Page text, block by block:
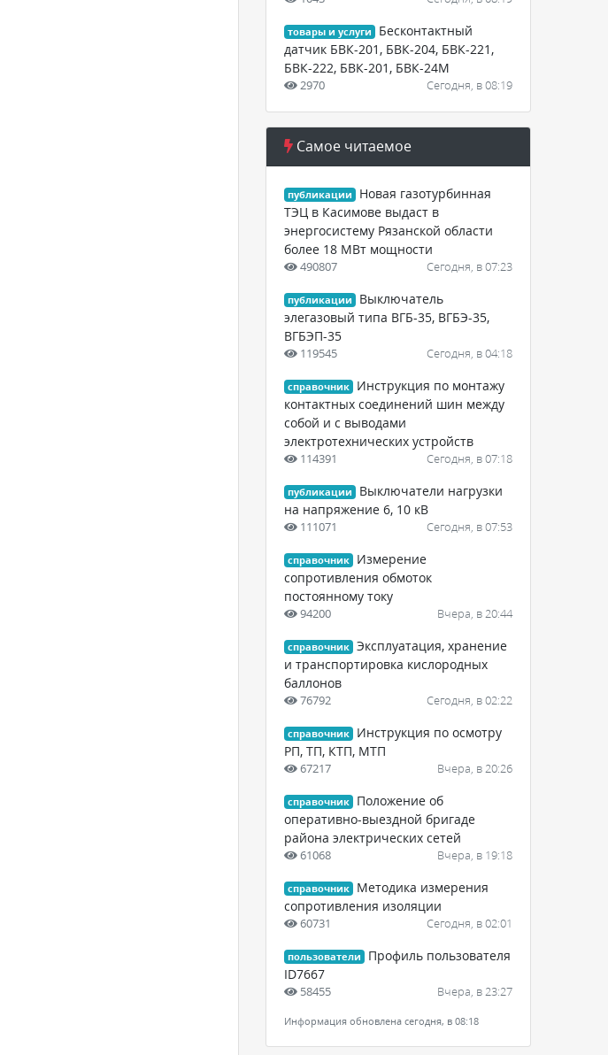
товары и услуги
Бесконтактный
датчик БВК-201, БВК-204, БВК-221,
БВК-222, БВК-201, БВК-24М
2970 Сегодня, в 08:19
Самое читаемое
публикации
Новая газотурбинная
ТЭЦ в Касимове выдаст в
энергосистему Рязанской области
более 18 МВт мощности
490807 Сегодня, в 07:23
публикации
Выключатель
элегазовый типа ВГБ-35, ВГБЭ-35,
ВГБЭП-35
119545 Сегодня, в 04:18
справочник
Инструкция по монтажу
контактных соединений шин между
собой и с выводами
электротехнических устройств
114391 Сегодня, в 07:18
публикации
Выключатели нагрузки
на напряжение 6, 10 кВ
111071 Сегодня, в 07:53
справочник
Измерение
сопротивления обмоток
постоянному току
94200 Вчера, в 20:44
справочник Эксплуатация, хранение
и транспортировка кислородных
баллонов
76792 Сегодня, в 02:22
справочник
Инструкция по осмотру
РП, ТП, КТП, МТП
67217 Вчера, в 20:26
справочник
Положение об
оперативно-выездной бригаде
района электрических сетей
61068 Вчера, в 19:18
справочник
Методика измерения
сопротивления изоляции
60731 Сегодня, в 02:01
пользователи
Профиль пользователя
ID7667
58455 Вчера, в 23:27
Информация обновлена сегодня, в 08:18